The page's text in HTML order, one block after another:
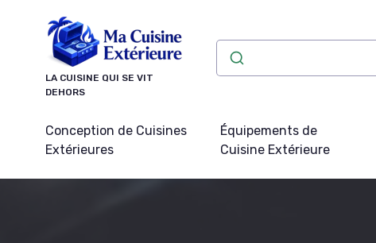
LA CUISINE QUI SE VIT
DEHORS
Conception de Cuisines
Extérieures
Équipements de
Cuisine Extérieure